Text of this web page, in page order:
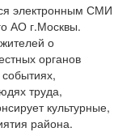
электронным СМИ
АО г.Москвы.
о
органов
труда,
культурные,
района.